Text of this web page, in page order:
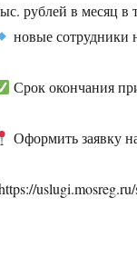
рублей в месяц в
новые сотрудники
Срок окончания
Оформить заявку